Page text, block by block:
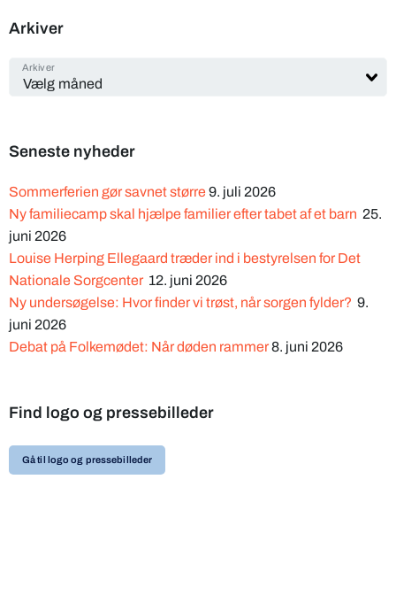
Arkiver
Arkiver
Seneste nyheder
Sommerferien gør savnet større9. juli 2026
Ny familiecamp skal hjælpe familier efter tabet af et barn 25.
juni 2026
Louise Herping Ellegaard træder ind i bestyrelsen for Det
Nationale Sorgcenter 12. juni 2026
Ny undersøgelse: Hvor finder vi trøst, når sorgen fylder? 9.
juni 2026
Debat på Folkemødet: Når døden rammer8. juni 2026
Find logo og pressebilleder
Gå til logo og pressebilleder